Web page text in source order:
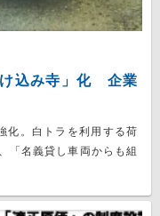
け込み寺」化 企業
化。白トラを利用する荷
「名義貸し車両からも組